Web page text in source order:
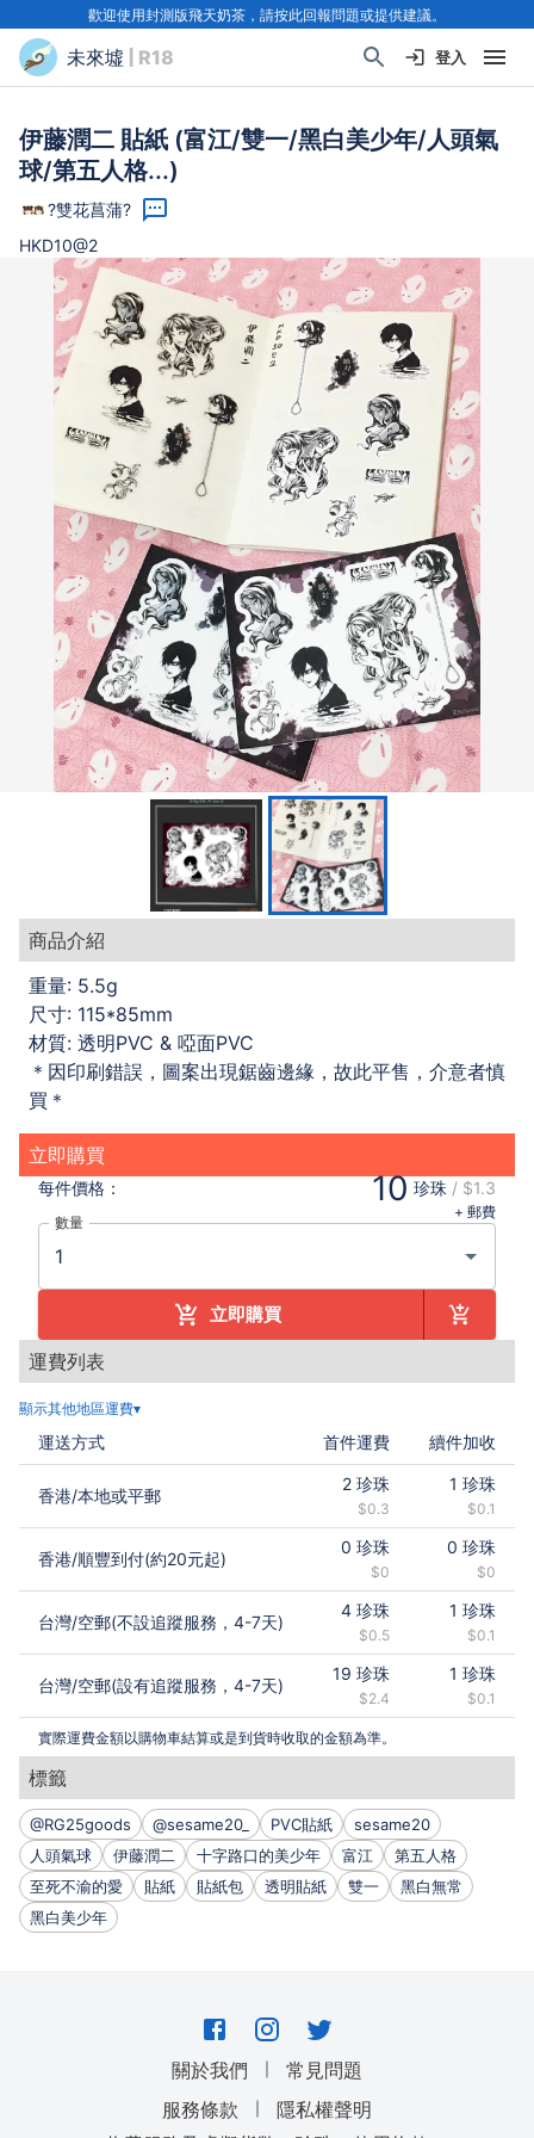
歡迎使用封測版飛天奶茶，請按此回報問題或提供建議。
未來墟 | R18 登入
伊藤潤二 貼紙 (富江/雙一/黑白美少年/人頭氣
球/第五人格...)
?雙花菖蒲?
HKD10@2
商品介紹
重量: 5.5g
尺寸: 115*85mm
材質: 透明PVC & 啞面PVC
＊ 因印刷錯誤，圖案出現鋸齒邊緣，故此平售，介意者慎
買＊
立即購買
每件價格： 10 珍珠 / $1.3
+ 郵費
數量
立即購買
運費列表
顯示其他地區運費▾
運送方式 首件運費 續件加收
香港/本地或平郵
2 珍珠
$0.3
1 珍珠
$0.1
香港/順豐到付(約20元起)
0 珍珠
$0
0 珍珠
$0
台灣/空郵(不設追蹤服務，4-7天)
4 珍珠
$0.5
1 珍珠
$0.1
台灣/空郵(設有追蹤服務，4-7天)
19 珍珠
$2.4
1 珍珠
$0.1
實際運費金額以購物車結算或是到貨時收取的金額為準。
標籤
@RG25goods @sesame20_ PVC貼紙
sesame20
人頭氣球
伊藤潤二 十字路口的美少年 富江
第五人格
至死不渝的愛
貼紙 貼紙包 透明貼紙 雙一
黑白無常
黑白美少年
關於我們 ｜
常見問題
服務條款
｜
隱私權聲明